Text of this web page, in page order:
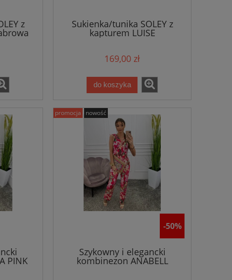
z Sukienka/tunika SOLEY z
kapturem LUISE
pomarańczowa
169,00 zł
do koszyka
PINK
-50%
Szykowny i elegancki
kombinezon ANABELL
promocja nowość